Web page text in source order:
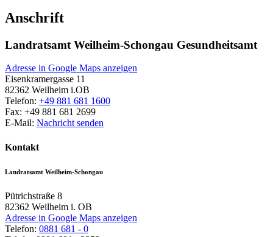
Anschrift
Landratsamt Weilheim-Schongau Gesundheitsamt
Adresse in Google Maps anzeigen
Eisenkramergasse 11
82362 Weilheim i.OB
Telefon: +49 881 681 1600
Fax: +49 881 681 2699
E-Mail: Nachricht senden
Kontakt
Landratsamt Weilheim-Schongau
Pütrichstraße 8
82362 Weilheim i. OB
Adresse in Google Maps anzeigen
Telefon: 0881 681 - 0